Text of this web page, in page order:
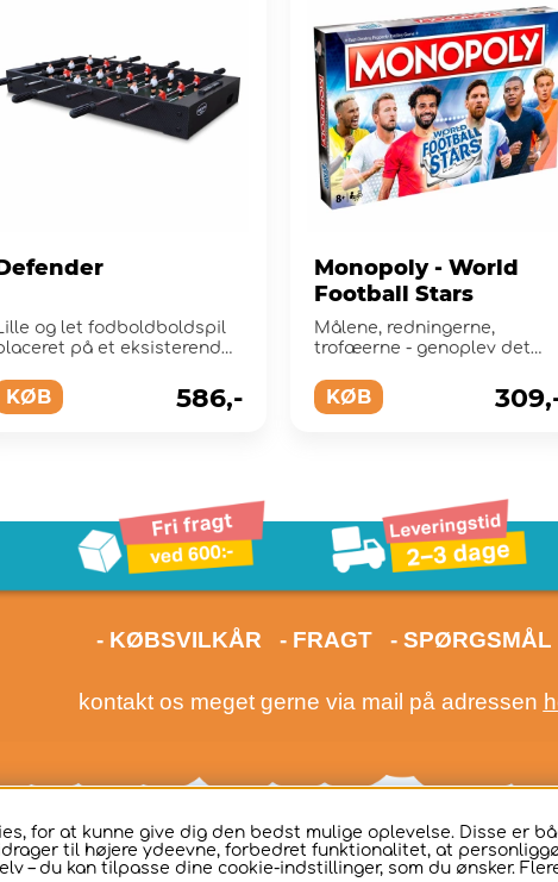
og let fodboldboldspil
på et eksisterende
KØB 586,-
Monopoly - World
Football Stars
Målene, redningerne,
trofæerne - genoplev det
KØB
- KØBSVILKÅR - FRAGT - SPØRGSMÅL
kontakt os meget gerne via mail på adressen
Dansk
for at kunne give dig den bedst mulige oplevelse. Disse er
til højere ydeevne, forbedret funktionalitet, at
– du kan tilpasse dine cookie-indstillinger, som du ønsker.